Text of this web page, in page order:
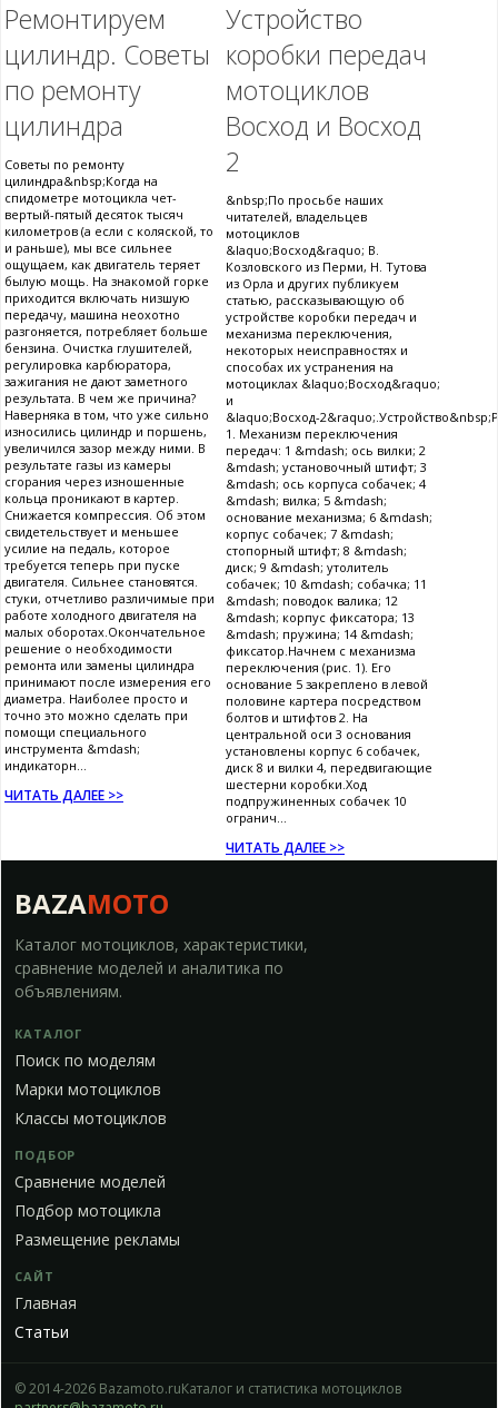
Ремонтируем
цилиндр. Советы
по ремонту
цилиндра
Советы по ремонту
цилиндра&nbsp;Когда на
спидометре мотоцикла чет-
вертый-пятый десяток тысяч
километров (а если с коляской, то
и раньше), мы все сильнее
ощущаем, как двигатель теряет
былую мощь. На знакомой горке
приходится включать низшую
передачу, машина неохотно
разгоняется, потребляет больше
бензина. Очистка глушителей,
регулировка карбюратора,
зажигания не дают заметного
результата. В чем же причина?
Наверняка в том, что уже сильно
износились цилиндр и поршень,
увеличился зазор между ними. В
результате газы из камеры
сгорания через изношенные
кольца проникают в картер.
Снижается компрессия. Об этом
свидетельствует и меньшее
усилие на педаль, которое
требуется теперь при пуске
двигателя. Сильнее становятся.
стуки, отчетливо различимые при
работе холодного двигателя на
малых оборотах.Окончательное
решение о необходимости
ремонта или замены цилиндра
принимают после измерения его
диаметра. Наиболее просто и
точно это можно сделать при
помощи специального
инструмента &mdash;
индикаторн...
ЧИТАТЬ ДАЛЕЕ >>
Устройство
коробки передач
мотоциклов
Восход и Восход
2
&nbsp;По просьбе наших
читателей, владельцев
мотоциклов
&laquo;Восход&raquo; В.
Козловского из Перми, Н. Тутова
из Орла и других публикуем
статью, рассказывающую об
устройстве коробки передач и
механизма переключения,
некоторых неисправностях и
способах их устранения на
мотоциклах &laquo;Восход&raquo;
и
&laquo;Восход-
1. Механизм переключения
передач: 1 &mdash; ось вилки; 2
&mdash; установочный штифт; 3
&mdash; ось корпуса собачек; 4
&mdash; вилка; 5 &mdash;
основание механизма; 6 &mdash;
корпус собачек; 7 &mdash;
стопорный штифт; 8 &mdash;
диск; 9 &mdash; утолитель
собачек; 10 &mdash; собачка; 11
&mdash; поводок валика; 12
&mdash; корпус фиксатора; 13
&mdash; пружина; 14 &mdash;
фиксатор.Начнем с механизма
переключения (рис. 1). Его
основание 5 закреплено в левой
половине картера посредством
болтов и штифтов 2. На
центральной оси 3 основания
установлены корпус 6 собачек,
диск 8 и вилки 4, передвигающие
шестерни коробки.Ход
подпружиненных собачек 10
огранич...
ЧИТАТЬ ДАЛЕЕ >>
BAZAMOTO
Каталог мотоциклов, характеристики,
сравнение моделей и аналитика по
объявлениям.
КАТАЛОГ
Поиск по моделям
Марки мотоциклов
Классы мотоциклов
ПОДБОР
Сравнение моделей
Подбор мотоцикла
Размещение рекламы
САЙТ
Главная
Статьи
© 2014-2026 Bazamoto.ruКаталог и статистика мотоциклов